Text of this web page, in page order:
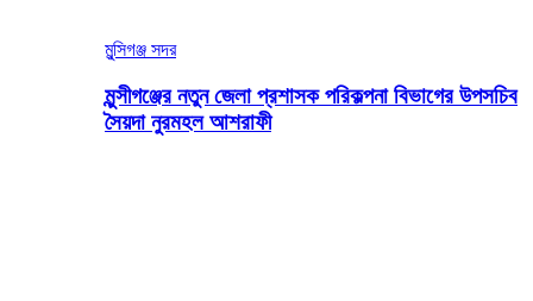
মুন্সিগঞ্জ সদর
মুন্সীগঞ্জের নতুন জেলা প্রশাসক পরিকল্পনা বিভাগের উপসচিব
সৈয়দা নুরমহল আশরাফী